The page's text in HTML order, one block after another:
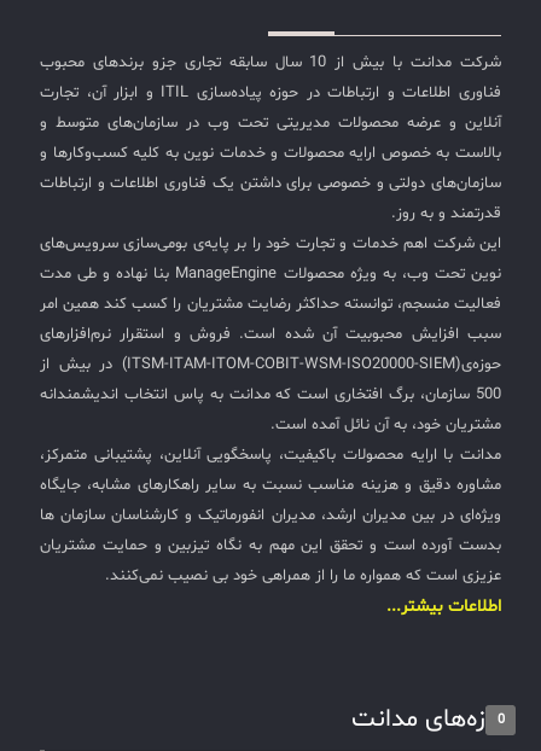
شرکت مدانت با بیش از 10 سال سابقه تجاری جزو برندهای محبوب
فناوری اطلاعات و ارتباطات در حوزه پیاده‌سازی ITIL و ابزار آن، تجارت
آنلاین و عرضه محصولات مدیریتی تحت وب در سازمان‌های متوسط و
بالاست به خصوص ارایه محصولات و خدمات نوین به کلیه کسب‌وکارها و
سازمان‌های دولتی و خصوصی برای داشتن یک فناوری اطلاعات و ارتباطات
قدرتمند و به روز.
این شرکت اهم خدمات و تجارت خود را بر پایه‌ی بومی‌سازی سرویس‌های
نوین تحت وب، به ویژه محصولات ManageEngine بنا نهاده و طی مدت
فعالیت منسجم، توانسته حداکثر رضایت مشتریان را کسب کند همین امر
سبب افزایش محبوبیت آن شده است. فروش و استقرار نرم‌افزارهای
حوزه‌ی(ITSM-ITAM-ITOM-COBIT-WSM-ISO20000-SIEM) در بیش از
500 سازمان، برگ افتخاری است که مدانت به پاس انتخاب اندیشمندانه
مشتریان خود، به آن نائل آمده است.
مدانت با ارایه محصولات باکیفیت، پاسخگویی آنلاین، پشتیبانی متمرکز،
مشاوره دقیق و هزینه مناسب نسبت به سایر راهکارهای مشابه، جایگاه
ویژه‌ای در بین مدیران ارشد، مدیران انفورماتیک و کارشناسان سازمان ها
بدست آورده است و تحقق این مهم به نگاه تیزبین و حمایت مشتریان
عزیزی است که همواره ما را از همراهی خود بی نصیب نمی‌کنند.
اطلاعات بیشتر...
تازه‌های مدانت0